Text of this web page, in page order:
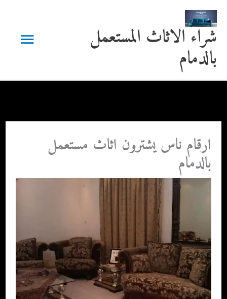
تخطي
المحتوىشراء الاثاث المستعمل
بالدمام
القائمة
ارقام ناس يشترون اثاث مستعمل
بالدمام